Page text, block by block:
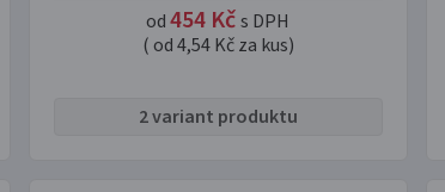
od454 Kčs DPH
( od 4,54 Kč za kus)
2 variant produktu